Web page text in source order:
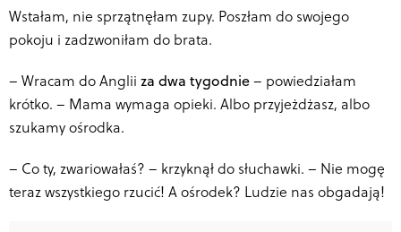
Wstałam, nie sprzątnęłam zupy. Poszłam do swojego
pokoju i zadzwoniłam do brata.
– Wracam do Anglii za dwa tygodnie– powiedziałam
krótko. – Mama wymaga opieki. Albo przyjeżdżasz, albo
szukamy ośrodka.
– Co ty, zwariowałaś? – krzyknął do słuchawki. – Nie mogę
teraz wszystkiego rzucić! A ośrodek? Ludzie nas obgadają!